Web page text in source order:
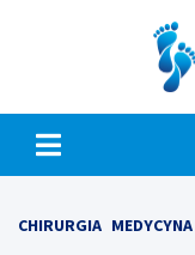
CHIRURGIA MEDYCYNA